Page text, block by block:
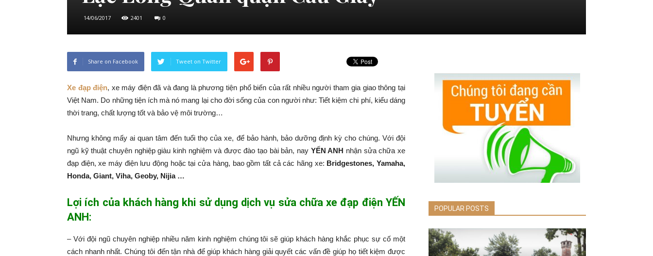
14/06/2017 2401 0
Share on Facebook Tweet on Twitter
Xe đạp điện, xe máy điện đã và đang là phương tiện phổ biến của rất nhiều người tham gia giao thông tại
Việt Nam. Do những tiện ích mà nó mang lại cho đời sống của con người như: Tiết kiệm chi phí, kiểu dáng
thời trang, chất lượng tốt và bảo vệ môi trường…
Nhưng không mấy ai quan tâm đến tuổi thọ của xe, để bảo hành, bảo dưỡng định kỳ cho chúng. Với đội
ngũ kỹ thuật chuyên nghiệp giàu kinh nghiệm và được đào tạo bài bản, nay YẾN ANH nhận sửa chữa xe
đạp điện, xe máy điện lưu động hoặc tại cửa hàng, bao gồm tất cả các hãng xe: Bridgestones, Yamaha,
Honda, Giant, Viha, Geoby, Nijia …
Lợi ích của khách hàng khi sử dụng dịch vụ sửa chữa xe đạp điện YẾN
ANH:
– Với đội ngũ chuyên nghiệp nhiều năm kinh nghiệm chúng tôi sẽ giúp khách hàng khắc phục sự cố một
cách nhanh nhất. Chúng tôi đến tận nhà để giúp khách hàng giải quyết các vấn đề giúp họ tiết kiệm được
POPULAR POSTS